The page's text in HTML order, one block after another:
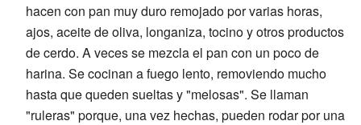
hacen con pan muy duro remojado por varias horas,
ajos, aceite de oliva, longaniza, tocino y otros productos
de cerdo. A veces se mezcla el pan con un poco de
harina. Se cocinan a fuego lento, removiendo mucho
hasta que queden sueltas y "melosas". Se llaman
"ruleras" porque, una vez hechas, pueden rodar por una